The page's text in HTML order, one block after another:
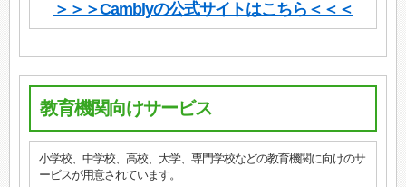
＞＞＞Camblyの公式サイトはこちら＜＜＜
教育機関向けサービス
小学校、中学校、高校、大学、専門学校などの教育機関に向けのサ
ービスが用意されています。